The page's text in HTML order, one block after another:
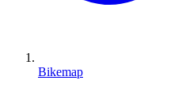
Bikemap